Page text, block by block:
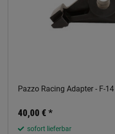
Pazzo Racing Adapter - F-14
40,00 € *
sofort lieferbar